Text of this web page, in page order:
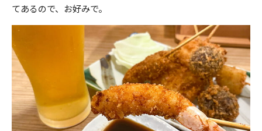
てあるので、お好みで。